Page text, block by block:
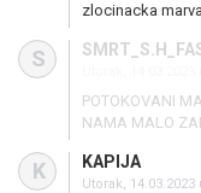
zlocinacka
S
POTOKOVANI
NAMA MALO
K KAPIJA
Utorak, 14.03.2023